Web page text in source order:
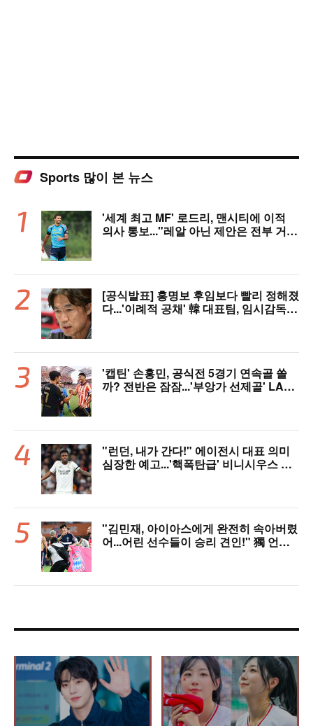
Sports 많이 본 뉴스
'세계 최고 MF' 로드리, 맨시티에 이적
의사 통보..."레알 아닌 제안은 전부 거
[공식발표] 홍명보 후임보다 빨리 정해졌
다...'이례적 공채' 韓 대표팀, 임시감독
'캡틴' 손흥민, 공식전 5경기 연속골 쏠
까? 전반은 잠잠...'부앙가 선제골' LAF
"런던, 내가 간다!" 에이전시 대표 의미
심장한 예고...'핵폭탄급' 비니시우스 아
"김민재, 아이아스에게 완전히 속아버렸
어...어린 선수들이 승리 견인!" 獨 언론,